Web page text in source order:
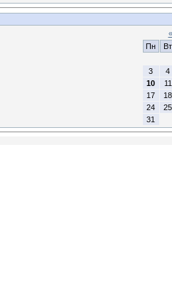
«
Пн
Вт
3
4
10
11
17
18
24
25
31